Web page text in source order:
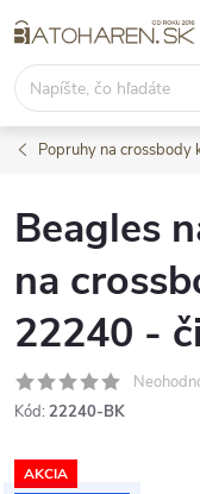
na
obsah
Popruhy na crossbody
Beagles
na
22240 -
Kód: 22240-BK
AKCIA